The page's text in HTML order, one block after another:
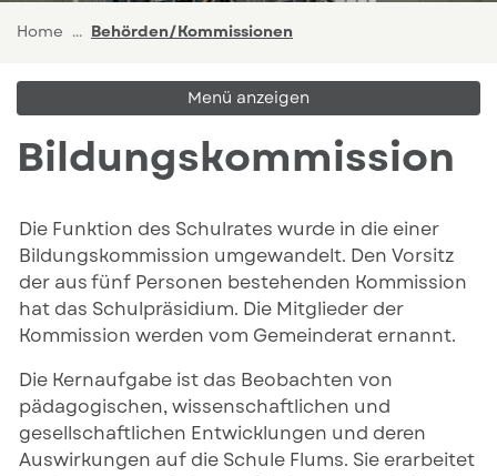
Home Behörden/Kommissionen(ausgewählt)
Menü anzeigen
Bildungskommission
Die Funktion des Schulrates wurde in die einer
Bildungskommission umgewandelt. Den Vorsitz
der aus fünf Personen bestehenden Kommission
hat das Schulpräsidium. Die Mitglieder der
Kommission werden vom Gemeinderat ernannt.
Die Kernaufgabe ist das Beobachten von
pädagogischen, wissenschaftlichen und
gesellschaftlichen Entwicklungen und deren
Auswirkungen auf die Schule Flums. Sie erarbeitet